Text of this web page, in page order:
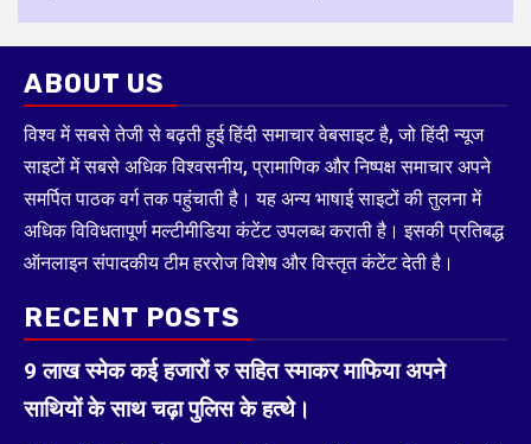
ABOUT US
विश्व में सबसे तेजी से बढ़ती हुई हिंदी समाचार वेबसाइट है, जो हिंदी न्यूज
साइटों में सबसे अधिक विश्वसनीय, प्रामाणिक और निष्पक्ष समाचार अपने
समर्पित पाठक वर्ग तक पहुंचाती है। यह अन्य भाषाई साइटों की तुलना में
अधिक विविधतापूर्ण मल्टीमीडिया कंटेंट उपलब्ध कराती है। इसकी प्रतिबद्ध
ऑनलाइन संपादकीय टीम हररोज विशेष और विस्तृत कंटेंट देती है।
RECENT POSTS
9 लाख स्मेक कई हजारों रु सहित स्माकर माफिया अपने
साथियों के साथ चढ़ा पुलिस के हत्थे।